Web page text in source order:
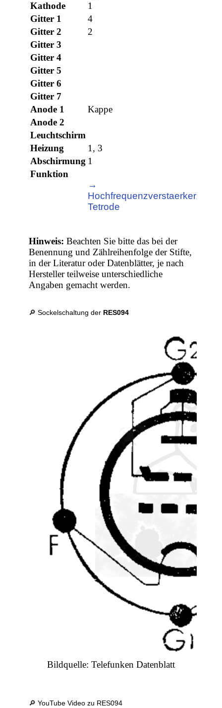
Kathode
1
Gitter 1
4
Gitter 2
2
Gitter 3
Gitter 4
Gitter 5
Gitter 6
Gitter 7
Anode 1
Kappe
Anode 2
Leuchtschirm
Heizung
1, 3
Abschirmung 1
Funktion
→
Hochfrequenzverstaerker,
Tetrode
Hinweis: Beachten Sie bitte das bei der
Benennung und Zählreihenfolge der Stifte,
in der Literatur oder Datenblätter, je nach
Hersteller teilweise unterschiedliche
Angaben gemacht werden.
🔎 Sockelschaltung der RES094
Bildquelle: Telefunken Datenblatt
🔎 YouTube Video zu RES094